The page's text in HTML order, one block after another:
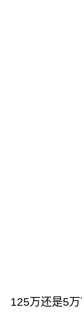
125万还是5